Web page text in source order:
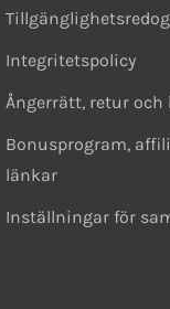
Integritetspolicy
Ångerrätt, retur och
Bonusprogram,
länkar
Inställningar för